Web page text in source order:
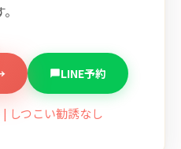
LINE予約
しつこい勧誘なし